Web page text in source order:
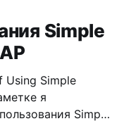
Simple
Using Simple
Simple